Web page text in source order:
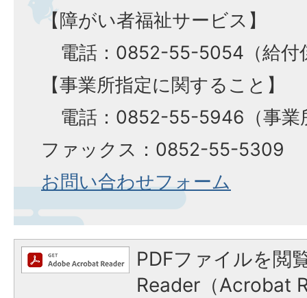
【障がい者福祉サービス】
電話：0852-55-5054（給付
【事業所指定に関すること】
電話：0852-55-5946（事業
ファックス：0852-55-5309
お問い合わせフォーム
PDFファイルを閲
Reader（Acrobat